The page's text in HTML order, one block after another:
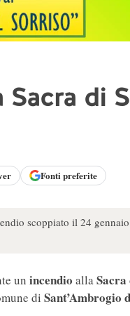
di
Fonti preferite
scoppiato il 24 gennaio
un incendio allaSacra
di Sant’Ambrogio